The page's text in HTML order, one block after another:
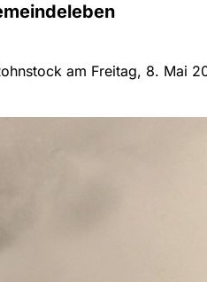
am Freitag, 8. Mai